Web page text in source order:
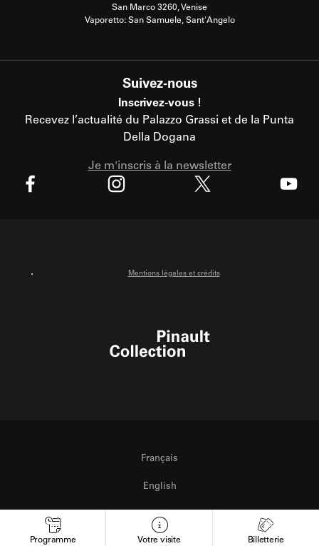
San Marco 3260, Venise
Vaporetto: San Samuele, Sant'Angelo
Suivez-nous
Inscrivez-vous !
Recevez l’actualité du Palazzo Grassi et de la Punta
Della Dogana
Je m'inscris à la newsletter
Mentions légales et crédits
Français
English
Italiano
Programme Votre visite Billetterie